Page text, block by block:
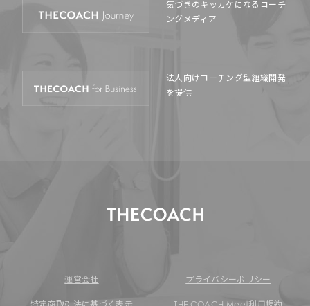
気づきのキッカケになる コーチ
ングメディア
法人向けコーチング型組織開発
を提供
運営会社 プライバシーポリシー